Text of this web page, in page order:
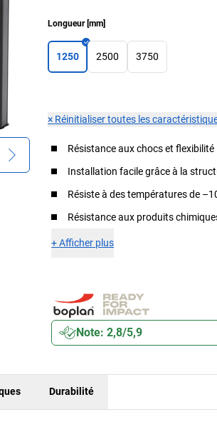
Longueur[mm]
1250 2500 3750
× Réinitialiser toutes les
Résistance aux chocs et flexibilité
Installation facile grâce à la
Résiste à des températures de
Résistance aux produits
+Afficher plus
Note: 2,8/5,9
Durabilité